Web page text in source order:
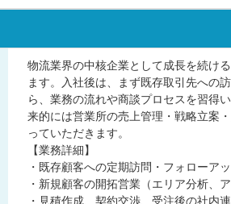
物流業界の中核企業として成長を続け
ます。入社後は、まず既存取引先への
ら、業務の流れや商談プロセスを習得
来的には営業所の売上管理・戦略立案
っていただきます。
【業務詳細】
・既存顧客への定期訪問・フォローア
・新規顧客の開拓営業（エリア分析、
・見積作成、契約交渉、受注後の社内